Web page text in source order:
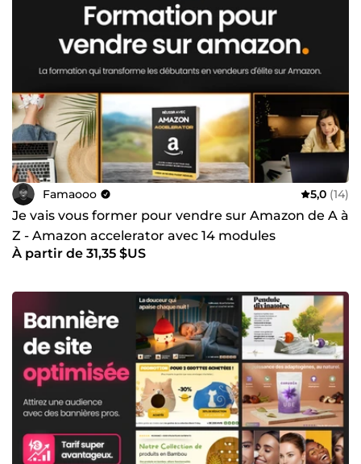
Famaooo 5,0 (14)
Je vais vous former pour vendre sur Amazon de A à
Z - Amazon accelerator avec 14 modules
À partir de 31,35 $US